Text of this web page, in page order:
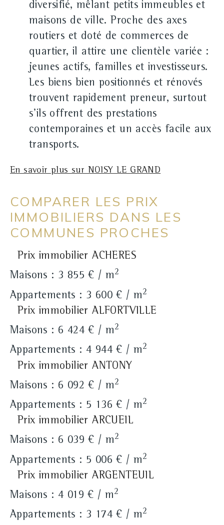
diversifié, mêlant petits immeubles et
maisons de ville. Proche des axes
routiers et doté de commerces de
quartier, il attire une clientèle variée :
jeunes actifs, familles et investisseurs.
Les biens bien positionnés et rénovés
trouvent rapidement preneur, surtout
s'ils offrent des prestations
contemporaines et un accès facile aux
transports.
En savoir plus sur NOISY LE GRAND
COMPARER LES PRIX
IMMOBILIERS DANS LES
COMMUNES PROCHES
Prix immobilier ACHERES
Maisons : 3 855 € / m2
Appartements : 3 600 € / m2
Prix immobilier ALFORTVILLE
Maisons : 6 424 € / m2
Appartements : 4 944 € / m2
Prix immobilier ANTONY
Maisons : 6 092 € / m2
Appartements : 5 136 € / m2
Prix immobilier ARCUEIL
Maisons : 6 039 € / m2
Appartements : 5 006 € / m2
Prix immobilier ARGENTEUIL
Maisons : 4 019 € / m2
Appartements : 3 174 € / m2